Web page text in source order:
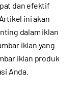
dan efektif
ini akan
dalam iklan
iklan yang
iklan produk
Anda.